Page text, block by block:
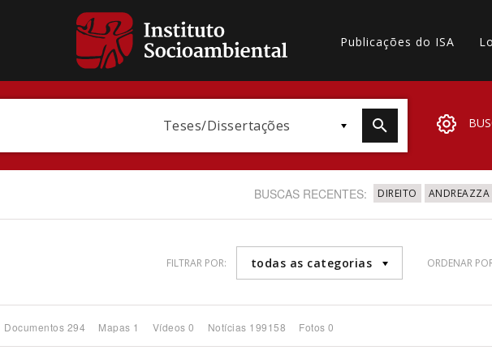
Publicações do ISA
Teses/Dissertações
BUSCAS RECENTES: DIREITO ANDREAZZA
FILTRAR POR: todas as categorias ORDENAR
Documentos 294 Mapas 1 Vídeos 0 Notícias 199158 Fotos 0